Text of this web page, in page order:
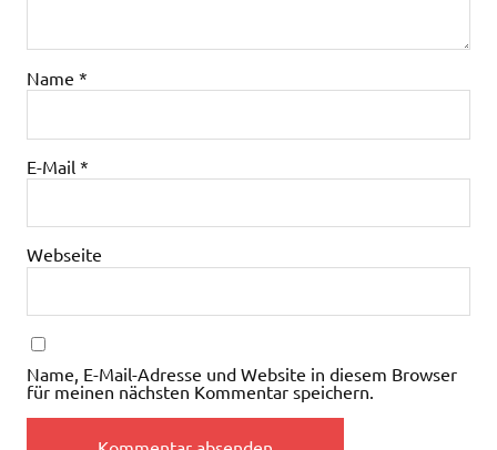
Name *
E-Mail *
Webseite
Name, E-Mail-Adresse und Website in diesem Browser
für meinen nächsten Kommentar speichern.